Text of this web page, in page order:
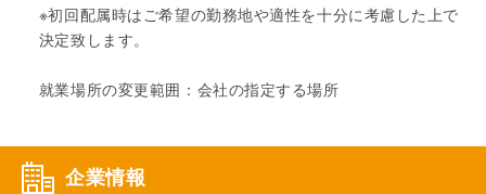
※初回配属時はご希望の勤務地や適性を十分に考慮した上で
決定致します。
就業場所の変更範囲：会社の指定する場所
企業情報